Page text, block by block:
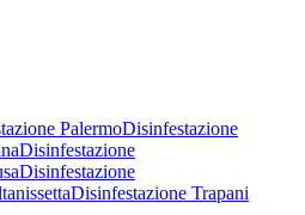
PalermoDisinfestazione
Disinfestazione
Disinfestazione
Disinfestazione Trapani